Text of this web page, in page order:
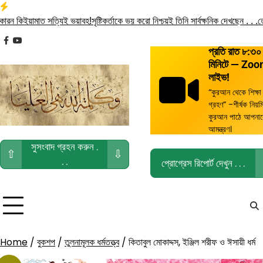
Skip
to
content
সত্যিই ভয়াবহ!সৃষ্টিকর্তাকে ভয় করো নিশ্চয়ই তিনি সার্বক্ষনিক দেখছেন . . .তোমরা
facebook
youtube
⇧
সুসংবাদ গ্রহন করুন .
. .
⇩
প্রতি রাত ৮:৩০
মিনিটে —
লাইভ!
“কুরআন থেকে শিক্ষা
গ্রহণ” -শীর্ষক
কুরআন পাঠে
আমন্ত্রণ।
প্রোগ্রেস রিপোর্ট দেখুন . . .
Home / বুকশপ /তুলনামূলক ধর্মতত্ত্ব/ কিতাবুল মোকাদ্দস, ইঞ্জিল শরীফ ও ঈসায়ী ধর্ম